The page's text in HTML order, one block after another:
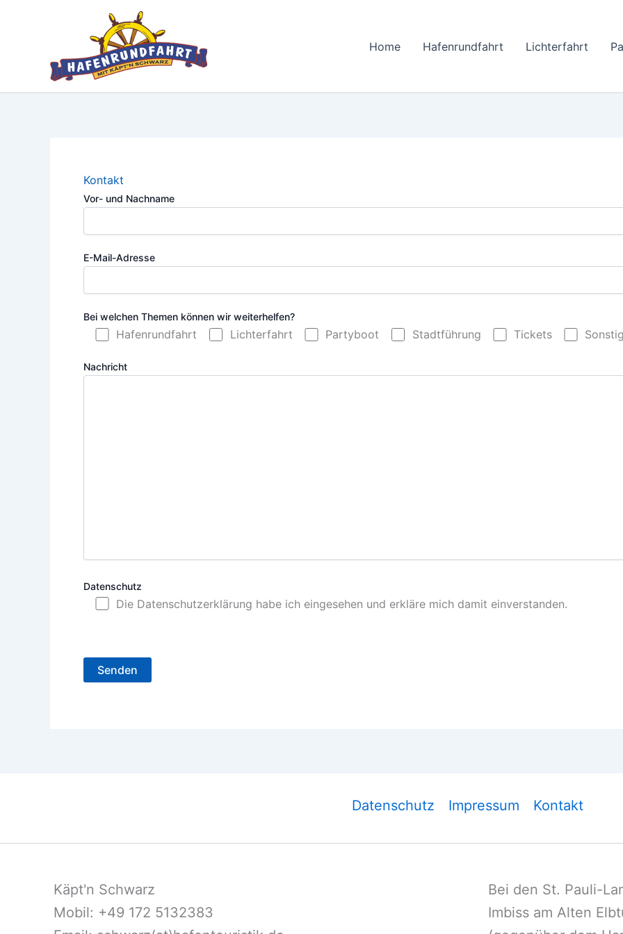
Home Hafenrundfahrt Lichterfahrt
Kontakt
Vor- und Nachname
E-Mail-Adresse
Bei welchen Themen können wir weiterhelfen?
Hafenrundfahrt Lichterfahrt Partyboot Stadtführung Tickets
Nachricht
Datenschutz
Die Datenschutzerklärung habe ich eingesehen und erkläre mich damit einverstanden.
Datenschutz Impressum Kontakt
Käpt'n Schwarz
Mobil: +49 172 5132383
Bei den St. Pauli-
Imbiss am Alten